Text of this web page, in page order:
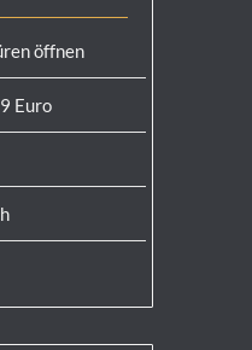
öffnen
Euro